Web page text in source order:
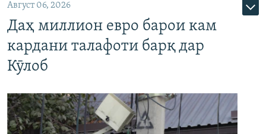
Август 06, 2026
Даҳ миллион евро барои кам
кардани талафоти барқ дар
Кӯлоб